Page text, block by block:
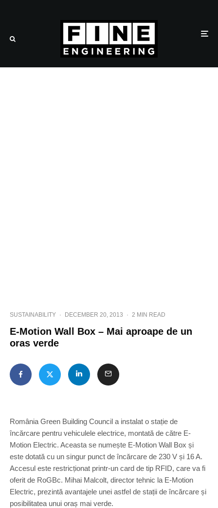
SUSTAINABILITY · DECEMBER 20, 2013 · 2 MIN READ
E-Motion Wall Box – Mai aproape de un
oras verde
România Green Building Council a instalat o stație de
încărcare pentru vehiculele electrice, montată de către E-
Motion Electric. Aceasta se numește E-Motion Wall Box și
este dotată cu un singur punct de încărcare de 230 V și 16 A.
Accesul este restricționat printr-un card de tip RFID, care va fi
oferit de RoGBc. Mihai Malcolt, director tehnic la E-Motion
Electric, prezintă avantajele unei astfel de stații de încărcare și
posibilitatea unui oraș mai verde.